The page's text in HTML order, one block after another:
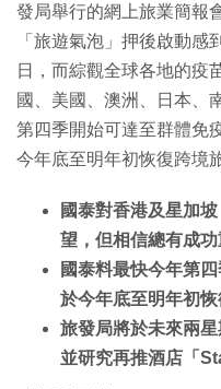
發局舉行的網上旅業簡報
「旅遊氣泡」押後啟動感
日，而綜觀全球各地的疫
國、美國、澳洲、日本、
第四季開始可達至群體免
今年底至明年初恢復跨境
國泰對香港及星加
望，但相信總有成功
國泰料最快今年第
於今年底至明年初
旅發局將於未來兩
並研究再推酒店「